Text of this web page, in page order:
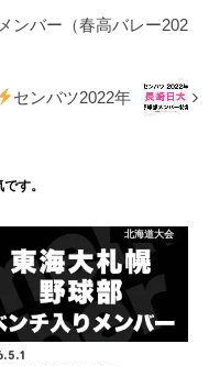
ンバー（春高バレー202
センバツ2022年
す。
北海道大会